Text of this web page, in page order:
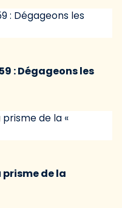
: Dégageons les
prisme de la